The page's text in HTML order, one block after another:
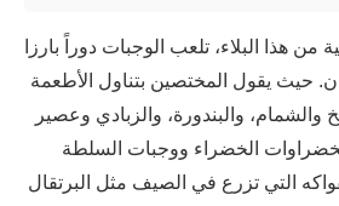
من هذا البلاء، تلعب الوجبات دوراً بارزا
حيث يقول المختصين بتناول الأطعمة
والشمام، والبندورة، والزبادي وعصير
الخضراء ووجبات السلطة
التي تزرع في الصيف مثل البرتقال